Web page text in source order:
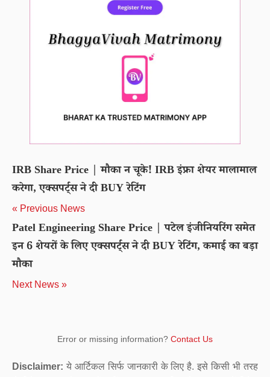
IRB Share Price | मौका न चूके! IRB इंफ्रा शेयर मालामाल
करेगा, एक्सपर्ट्स ने दी BUY रेटिंग
« Previous News
Patel Engineering Share Price | पटेल इंजीनियरिंग समेत
इन 6 शेयरों के लिए एक्सपर्ट्स ने दी BUY रेटिंग, कमाई का बड़ा
मौका
Next News »
Error or missing information? Contact Us
Disclaimer: ये आर्टिकल सिर्फ जानकारी के लिए है. इसे किसी भी तरह